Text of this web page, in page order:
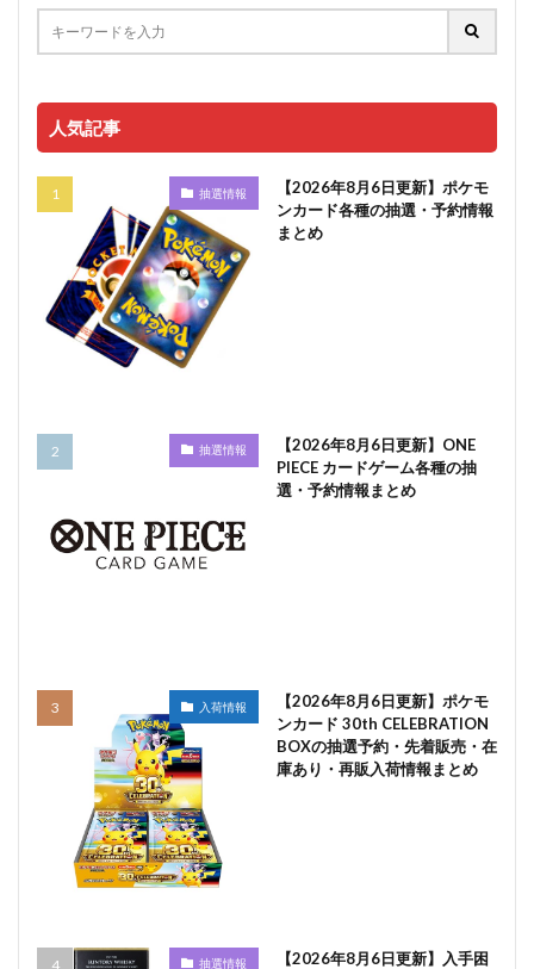
人気記事
抽選情報
【2026年8月6日更新】ポケモ
ンカード各種の抽選・予約情報
まとめ
抽選情報
【2026年8月6日更新】ONE
PIECE カードゲーム各種の抽
選・予約情報まとめ
入荷情報
【2026年8月6日更新】ポケモ
ンカード 30th CELEBRATION
BOXの抽選予約・先着販売・在
庫あり・再販入荷情報まとめ
抽選情報
【2026年8月6日更新】入手困